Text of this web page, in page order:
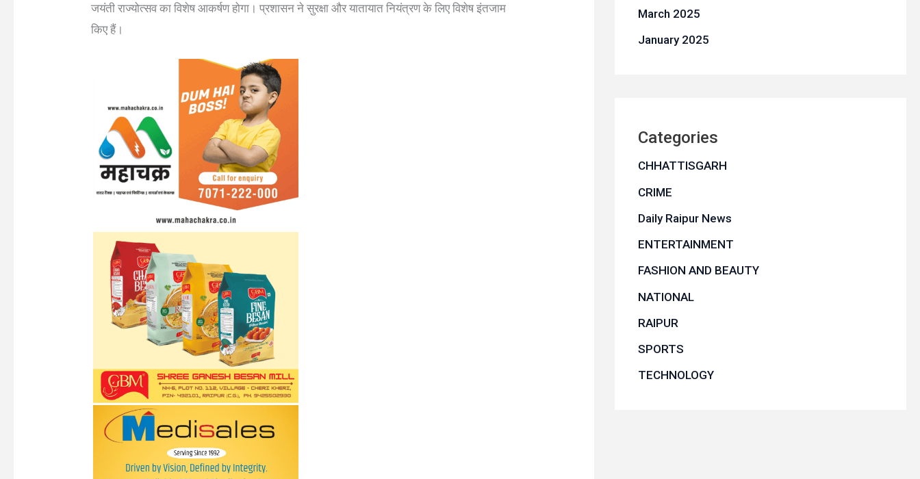
जयंती राज्योत्सव का विशेष आकर्षण होगा। प्रशासन ने सुरक्षा और यातायात नियंत्रण के लिए विशेष इंतजाम
किए हैं।
March 2025
January 2025
Categories
CHHATTISGARH
CRIME
Daily Raipur News
ENTERTAINMENT
FASHION AND BEAUTY
NATIONAL
RAIPUR
SPORTS
TECHNOLOGY